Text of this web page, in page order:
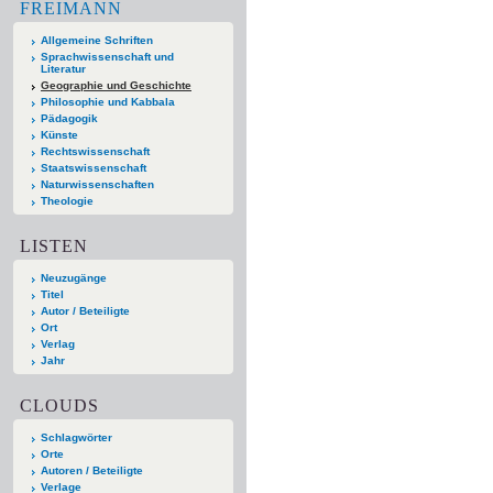
FREIMANN
Allgemeine Schriften
Sprachwissenschaft und
Literatur
Geographie und Geschichte
Philosophie und Kabbala
Pädagogik
Künste
Rechtswissenschaft
Staatswissenschaft
Naturwissenschaften
Theologie
LISTEN
Neuzugänge
Titel
Autor / Beteiligte
Ort
Verlag
Jahr
CLOUDS
Schlagwörter
Orte
Autoren / Beteiligte
Verlage